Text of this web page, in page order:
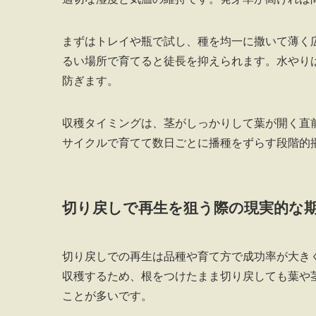
まずはトレイや瓶で試し、種を均一に撒いて薄
るい場所で育てると徒長を抑えられます。水や
防ぎます。
収穫タイミングは、茎がしっかりして葉が開く
サイクルで育てて数日ごとに播種をずらす段階
切り戻しで再生を狙う際の現実的な
切り戻しでの再生は品種や育て方で成功率が大
収穫するため、根をつけたまま切り戻しても葉
ことが多いです。